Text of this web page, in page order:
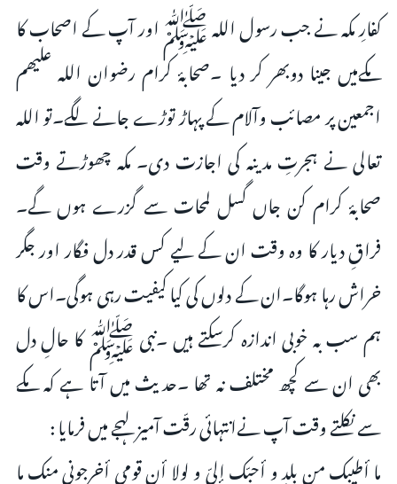
کفارِ مکہ نے جب رسول اللہ ﷺ اور آپ کے اصحاب کا
مکےمیں جینا دوبھر کر دیا ۔صحابۂ کرام رضوان اللہ علیھم
اجمعین پر مصائب وآلام کے پہاڑ توڑے جانے لگے۔تو اللہ
تعالی نے ہجرتِ مدینہ کی اجازت دی۔ مکہ چھوڑتے وقت
صحابۂ کرام کن جاں گسل لمحات سے گزرے ہوں گے۔
فراقِ دیار کا وہ وقت ان کے لیے کس قدر دل فگار اور جگر
خراش رہا ہوگا۔ان کے دلوں کی کیا کیفیت رہی ہوگی۔اس کا
ہم سب بہ خوبی اندازہ کرسکتے ہیں ۔نبی ﷺ کا حالِ دل
بھی ان سے کچھ مختلف نہ تھا ۔حدیث میں آتا ہے کہ مکے
سے نکلتے وقت آپ نےانتہائی رقّت آمیز لہجے میں فرمایا :
ما أطيبك من بلدٍ و أحبّك إلىّ و لولا أن قومي أخرجوني منك ما